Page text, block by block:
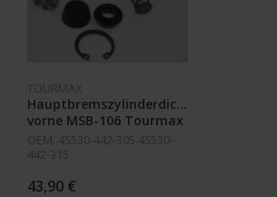
TOURMAX
Hauptbremszylinderdichtsatz
vorne MSB-106 Tourmax
CB400T
OEM: 45530-442-305 45530-
442-315
43,90 €